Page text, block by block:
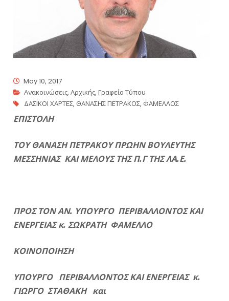
May 10, 2017
Ανακοινώσεις,Αρχικής,Γραφείο Τύπου
ΔΑΣΙΚΟΙ ΧΑΡΤΕΣ, ΘΑΝΑΣΗΣ ΠΕΤΡΑΚΟΣ, ΦΑΜΕΛΛΟΣ
ΕΠΙΣΤΟΛΗ
ΤΟΥ ΘΑΝΑΣΗ ΠΕΤΡΑΚΟΥ ΠΡΩΗΝ ΒΟΥΛΕΥΤΗΣ
ΜΕΣΣΗΝΙΑΣ ΚΑΙ ΜΕΛΟΥΣ ΤΗΣ Π.Γ ΤΗΣ ΛΑ.Ε.
ΠΡΟΣ ΤΟΝ ΑΝ. ΥΠΟΥΡΓΟ ΠΕΡΙΒΑΛΛΟΝΤΟΣ ΚΑΙ
ΕΝΕΡΓΕΙΑΣ κ. ΣΩΚΡΑΤΗ ΦΑΜΕΛΛΟ
ΚΟΙΝΟΠΟΙΗΣΗ
ΥΠΟΥΡΓΟ ΠΕΡΙΒΑΛΛΟΝΤΟΣ ΚΑΙ ΕΝΕΡΓΕΙΑΣ κ.
ΓΙΩΡΓΟ ΣΤΑΘΑΚΗ και